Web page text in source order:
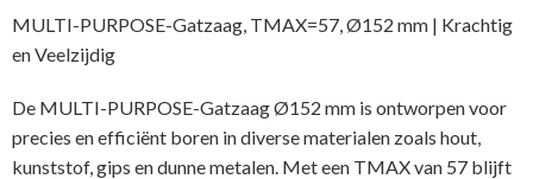
MULTI-PURPOSE-Gatzaag, TMAX=57, Ø152 mm | Krachtig
en Veelzijdig
De MULTI-PURPOSE-Gatzaag Ø152 mm is ontworpen voor
precies en efficiënt boren in diverse materialen zoals hout,
kunststof, gips en dunne metalen. Met een TMAX van 57 blijft